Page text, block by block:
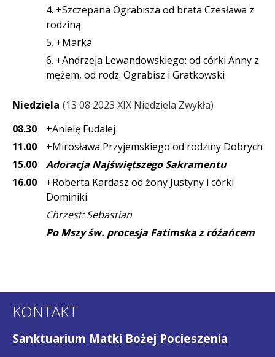
4. +Szczepana Ograbisza od brata Czesława z
rodziną
5. +Marka
6. +Andrzeja Lewandowskiego: od córki Anny z
mężem, od rodz. Ograbisz i Gratkowski
Niedziela 13 08 2023 XIX Niedziela Zwykła
08.30
+Anielę Fudalej
11.00
+Mirosława Przyjemskiego od rodziny Dobrych
15.00
Adoracja Najświętszego Sakramentu
16.00
+Roberta Kardasz od żony Justyny i córki
Dominiki.
Chrzest: Sebastian
Po Mszy św. procesja Fatimska z różańcem
KONTAKT
Sanktuarium Matki Bożej Pocieszenia